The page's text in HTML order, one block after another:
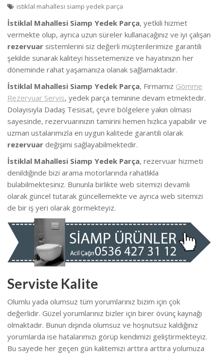
istiklal mahallesi siamp yedek parça
İstiklal Mahallesi Siamp Yedek Parça, yetkili hizmet
vermekte olup, ayrıca uzun süreler kullanacağınız ve iyi çalışan
rezervuar sistemlerini siz değerli müşterilerimize garantili
şekilde sunarak kaliteyi hissetemenize ve hayatınızın her
döneminde rahat yaşamanıza olanak sağlamaktadır.
İstiklal Mahallesi Siamp Yedek Parça, Firmamız Gömme
Rezervuar Servis, yedek parça teminine devam etmektedir.
Dolayısıyla Dadaş Tesisat, çevre bölgelere yakın olması
sayesinde, rezervuarınızın tamirini hemen hızlıca yapabilir ve
uzman ustalarımızla en uygun kalitede garantili olarak
rezervuar değişimi sağlayabilmektedir.
İstiklal Mahallesi Siamp Yedek Parça, rezervuar hizmeti
denildiğinde bizi arama motorlarında rahatlıkla
bulabilmektesiniz. Bununla birlikte web sitemizi devamlı
olarak güncel tutarak güncellemekte ve ayrıca web sitemizi
de bir iş yeri olarak görmekteyiz.
Serviste Kalite
Olumlu yada olumsuz tüm yorumlarınız bizim için çok
değerlidir. Güzel yorumlarınız bizler için birer övünç kaynağı
olmaktadır. Bunun dışında olumsuz ve hoşnutsuz kaldığınız
yorumlarda ise hatalarımızı görüp kendimizi geliştirmekteyiz.
Bu sayede her geçen gün kalitemizi arttıra arttıra yolumuza